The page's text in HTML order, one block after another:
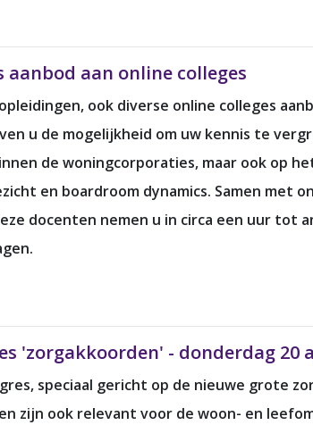
aanbod aan online colleges
ook diverse online colleges
u de mogelijkheid om uw kennis te
de woningcorporaties, maar ook op
en boardroom dynamics. Samen met
docenten nemen u in circa een uur tot
'zorgakkoorden' - donderdag 20
speciaal gericht op de nieuwe grote
zijn ook relevant voor de woon- en